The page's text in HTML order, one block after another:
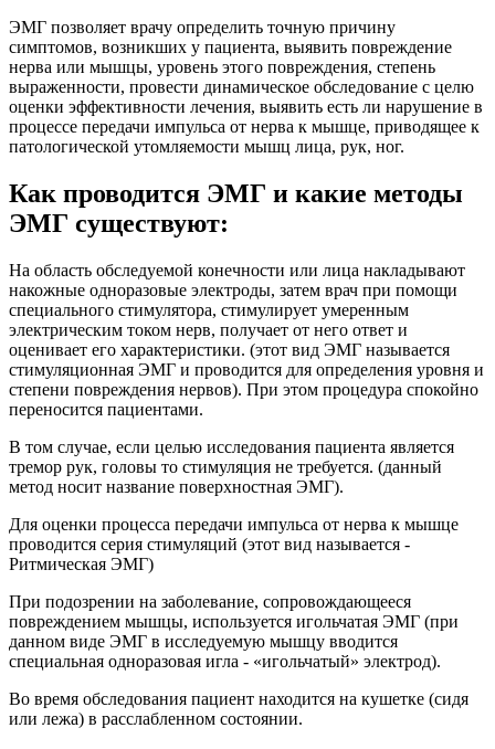
ЭМГ позволяет врачу определить точную причину
симптомов, возникших у пациента, выявить повреждение
нерва или мышцы, уровень этого повреждения, степень
выраженности, провести динамическое обследование с целю
оценки эффективности лечения, выявить есть ли нарушение в
процессе передачи импульса от нерва к мышце, приводящее к
патологической утомляемости мышц лица, рук, ног.
Как проводится ЭМГ и какие методы
ЭМГ существуют:
На область обследуемой конечности или лица накладывают
накожные одноразовые электроды, затем врач при помощи
специального стимулятора, стимулирует умеренным
электрическим током нерв, получает от него ответ и
оценивает его характеристики. (этот вид ЭМГ называется
стимуляционная ЭМГ и проводится для определения уровня и
степени повреждения нервов). При этом процедура спокойно
переносится пациентами.
В том случае, если целью исследования пациента является
тремор рук, головы то стимуляция не требуется. (данный
метод носит название поверхностная ЭМГ).
Для оценки процесса передачи импульса от нерва к мышце
проводится серия стимуляций (этот вид называется -
Ритмическая ЭМГ)
При подозрении на заболевание, сопровождающееся
повреждением мышцы, используется игольчатая ЭМГ (при
данном виде ЭМГ в исследуемую мышцу вводится
специальная одноразовая игла - «игольчатый» электрод).
Во время обследования пациент находится на кушетке (сидя
или лежа) в расслабленном состоянии.